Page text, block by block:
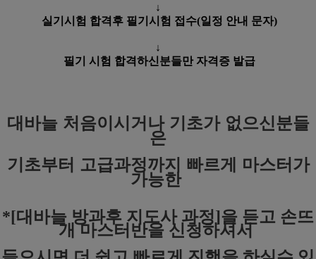
↓
실기시험 합격후 필기시험 접수(일정 안내 문자)
↓
필기 시험 합격하신분들만 자격증 발급
대바늘 처음이시거나 기초가 없으신분들
은
기초부터 고급과정까지 빠르게 마스터가
가능한
*[대바늘 방과후 지도사 과정]을 듣고 손뜨
개 마스터반을 신청하셔서